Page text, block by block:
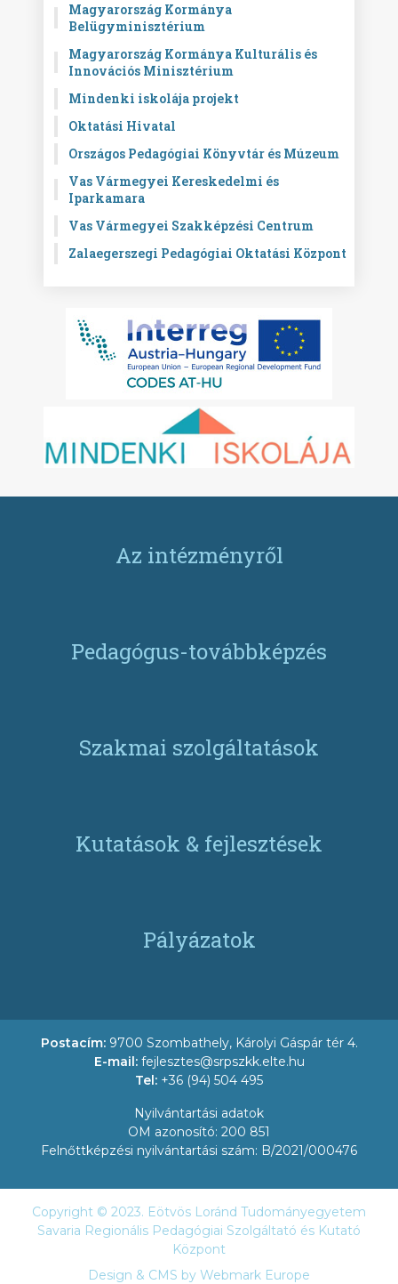
Magyarország Kormánya
Belügyminisztérium
Magyarország Kormánya Kulturális és
Innovációs Minisztérium
Mindenki iskolája projekt
Oktatási Hivatal
Országos Pedagógiai Könyvtár és Múzeum
Vas Vármegyei Kereskedelmi és
Iparkamara
Vas Vármegyei Szakképzési Centrum
Zalaegerszegi Pedagógiai Oktatási Központ
Az intézményről
Pedagógus-továbbképzés
Szakmai szolgáltatások
Kutatások & fejlesztések
Pályázatok
Postacím: 9700 Szombathely, Károlyi Gáspár tér 4.
E-mail: fejlesztes@srpszkk.elte.hu
Tel: +36 (94) 504 495
Nyilvántartási adatok
OM azonosító: 200 851
Felnőttképzési nyilvántartási szám: B/2021/000476
Copyright © 2023. Eötvös Loránd Tudományegyetem
Savaria Regionális Pedagógiai Szolgáltató és Kutató
Központ
Design & CMS by Webmark Europe